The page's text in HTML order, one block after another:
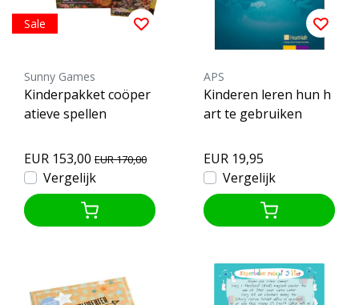
Sale
Sunny Games
Kinderpakket coöper
atieve spellen
EUR 153,00 EUR 170,00
Vergelijk
APS
Kinderen leren hun h
art te gebruiken
EUR 19,95
Vergelijk